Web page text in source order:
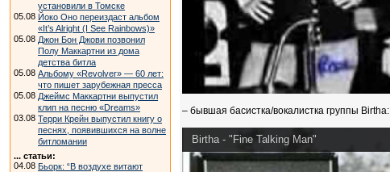
установили в Томске
05.08 Йоко Оно переиздаст альбом
«It’s Alright (I See Rainbows)»
05.08 Джон Бон Джови позвонил
Полу Маккартни из дома
детства битла
05.08 Альбому «Revolver» — 60 лет:
что пишет зарубежная пресса
05.08 Джеймс Маккартни выпустил
клип на песню «Dreams»
03.08 Терри Крейн выпустил книгу о
песнях, появившихся на волне
битломании
... статьи:
04.08 Бьорк: “В воздухе витают
– бывшая басистка/вокалистка группы Birtha:
Birtha - "Fine Talking Man"